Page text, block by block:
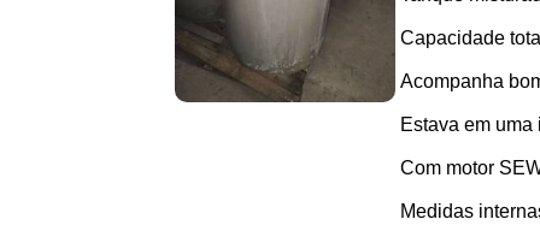
Capacidade
Acompanha
Estava em
Com motor
Medidas